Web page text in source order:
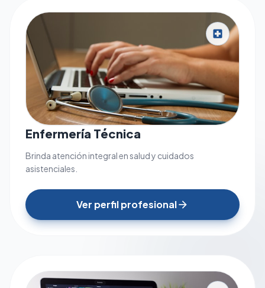
local_hospital
Enfermería Técnica
Brinda atención integral en salud y cuidados
asistenciales.
Ver perfil profesionalarrow_forward